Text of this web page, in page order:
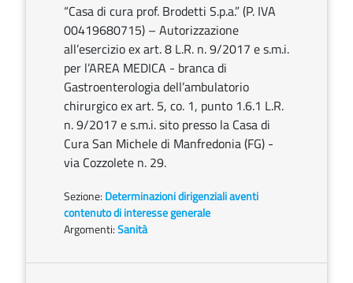
“Casa di cura prof. Brodetti S.p.a.” (P. IVA
00419680715) – Autorizzazione
all’esercizio ex art. 8 L.R. n. 9/2017 e s.m.i.
per l’AREA MEDICA - branca di
Gastroenterologia dell’ambulatorio
chirurgico ex art. 5, co. 1, punto 1.6.1 L.R.
n. 9/2017 e s.m.i. sito presso la Casa di
Cura San Michele di Manfredonia (FG) -
via Cozzolete n. 29.
Sezione: Determinazioni dirigenziali aventi
contenuto di interesse generale
Argomenti:Sanità